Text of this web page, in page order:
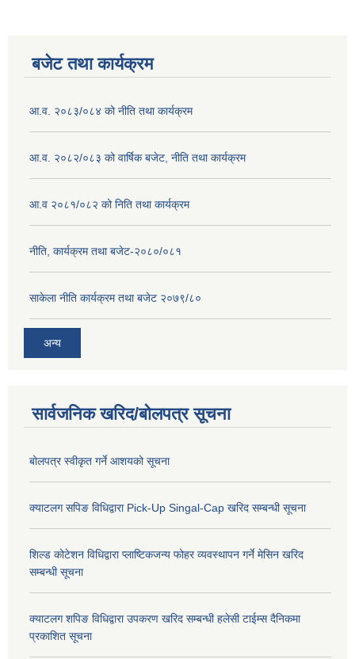
बजेट तथा कार्यक्रम
आ.व. २०८३/०८४ को नीति तथा कार्यक्रम
आ.व. २०८२/०८३ को वार्षिक बजेट, नीति तथा कार्यक्रम
आ.व २०८१/०८२ को निति तथा कार्यक्रम
नीति, कार्यक्रम तथा बजेट-२०८०/०८१
साकेला नीति कार्यक्रम तथा बजेट २०७९/८०
अन्य
सार्वजनिक खरिद/बोलपत्र सूचना
बोलपत्र स्वीकृत गर्ने आशयको सूचना
क्याटलग सपिङ विधिद्वारा Pick-Up Singal-Cap खरिद सम्बन्धी सूचना
शिल्ड कोटेशन विधिद्वारा प्लाष्टिकजन्य फोहर व्यवस्थापन गर्ने मेसिन खरिद
सम्बन्धी सूचना
क्याटलग शपिङ विधिद्वारा उपकरण खरिद सम्बन्धी हलेसी टाईम्स दैनिकमा
प्रकाशित सूचना